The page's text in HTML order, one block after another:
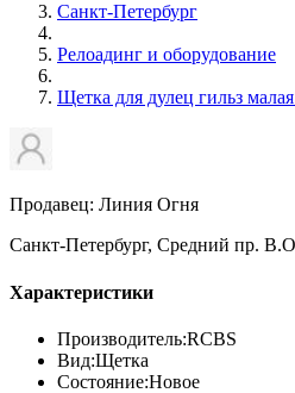
Санкт-Петербург
Релоадинг и оборудование
Щетка для дулец гильз
Продавец: Линия Огня
Санкт-Петербург, Средний пр.
Характеристики
Производитель:RCBS
Вид:Щетка
Состояние:Новое